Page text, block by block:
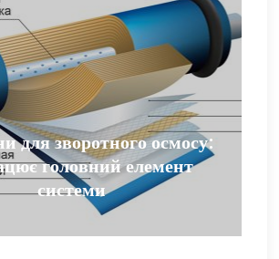
для зворотного осмосу:
головний елемент
системи